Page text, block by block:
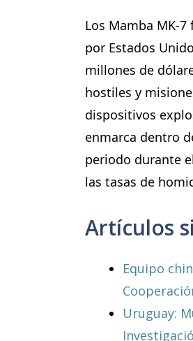
Los Mamba MK-
por Estados
millones de
hostiles y
dispositivos
enmarca dentro
periodo durante
las tasas de
Artículos
Equipo
Uruguay: